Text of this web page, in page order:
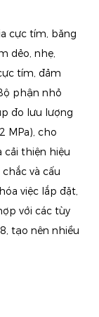
cực tím, băng
dẻo, nhẹ,
tím, đảm
phận nhỏ
đo lưu lượng
MPa), cho
cải thiện hiệu
và cấu
việc lắp đặt,
với các tùy
tạo nên nhiều